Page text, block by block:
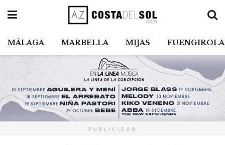
MÁLAGA MARBELLA MIJAS FUENGIROLA
PUBLICIDAD